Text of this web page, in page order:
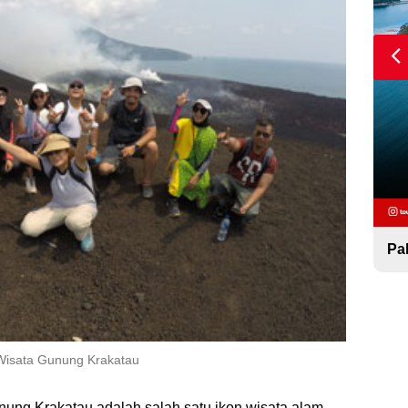
Gunung Krakatau
Paket Wisata Pulau Sepa